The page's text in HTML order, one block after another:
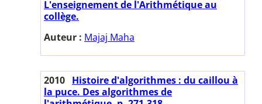
L'enseignement de l'Arithmétique au
collège.
Auteur : Majaj Maha
2010 Histoire d'algorithmes : du caillou à
la puce. Des algorithmes de